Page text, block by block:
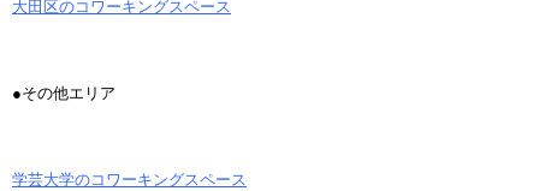
大田区のコワーキングスペース
●その他エリア
学芸大学のコワーキングスペース